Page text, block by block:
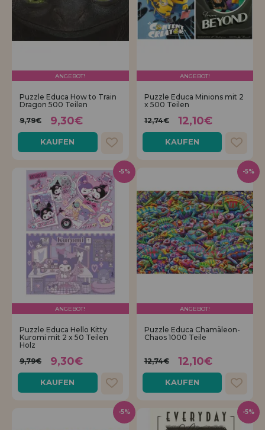
ANGEBOT!
Puzzle Educa How to Train
Dragon 500 Teilen
9,79€
9,30€
KAUFEN
ANGEBOT!
Puzzle Educa Minions mit 2
x 500 Teilen
12,74€
12,10€
KAUFEN
ANGEBOT!
Puzzle Educa Hello Kitty
Kuromi mit 2 x 50 Teilen
Holz
9,79€
9,30€
KAUFEN
-5%
ANGEBOT!
Puzzle Educa Chamäleon-
Chaos 1000 Teile
12,74€ 12,10€
KAUFEN
-5%
-5% -5%